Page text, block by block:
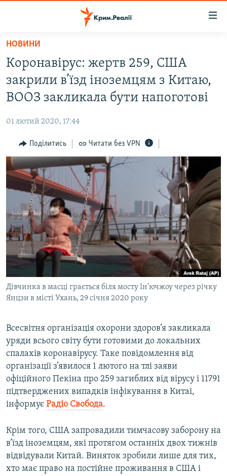
Перейти
основного
матеріалу
Перейти
до
основної
Перейти
до
пошуку
ВОДА.КРИМ
ВІДЕО ТА ФОТО
БЛОГИ
ПОГЛЯД
ІНТЕРВ'Ю
ВСЕ ЗА ДЕНЬ
СПЕЦПРОЕКТИ
ДЕПОРТАЦІЯ
ВІДЕОУРОКИ «ELIFBE»
СВІДЧЕННЯ ОКУПАЦІЇ
ІНФОГРАФІКА
ЯК ОБІЙТИ БЛОКУВАННЯ
Русский
Qırımtatar
ДОЛУЧАЙСЯ!
Усі сайти RFE/RL
НОВИНИ
Коронавірус: жертв 259, США
закрили в’їзд іноземцям з Китаю,
ВООЗ закликала бути напоготові
01 лютий 2020, 17:44
Поділитись Читати без VPN
Дівчинка в масці грається біля мосту Ін’ючжоу через річку
Янцзи в місті Ухань, 29 січня 2020 року
Всесвітня організація охорони здоров’я закликала
уряди всього світу бути готовими до локальних
спалахів коронавірусу. Таке повідомлення від
організації з’явилося 1 лютого на тлі заяви
офіційного Пекіна про 259 загиблих від вірусу і 11791
підтверджених випадків інфікування в Китаї,
інформує Радіо Свобода.
Крім того, США запровадили тимчасову заборону на
в’їзд іноземцям, які протягом останніх двох тижнів
відвідували Китай. Виняток зробили лише для тих,
хто має право на постійне проживання в США і